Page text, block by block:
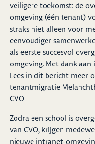
veiligere toekomst: de
omgeving (één tenant)
straks niet alleen voor
eenvoudiger
als eerste succesvol
omgeving. Met dank aan
Lees in dit bericht meer
tenantmigratie
CVO
Zodra een school is
van CVO, krijgen
nieuwe intranet-